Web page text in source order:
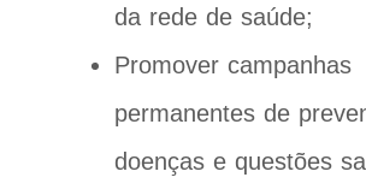
da rede de saúde;
Promover campanhas
permanentes de
doenças e questões